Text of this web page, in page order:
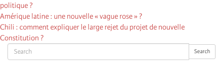
Search Search
politique ?
Amérique latine : une nouvelle « vague rose » ?
Chili : comment expliquer le large rejet du projet de nouvelle
Constitution ?